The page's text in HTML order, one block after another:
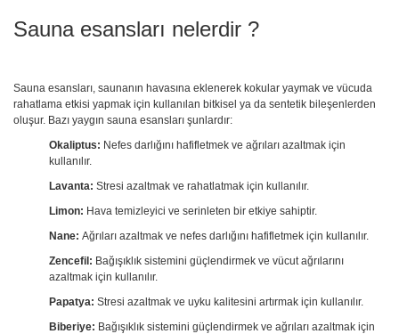
Sauna esansları nelerdir ?
Sauna esansları, saunanın havasına eklenerek kokular yaymak ve vücuda
rahatlama etkisi yapmak için kullanılan bitkisel ya da sentetik bileşenlerden
oluşur. Bazı yaygın sauna esansları şunlardır:
Okaliptus: Nefes darlığını hafifletmek ve ağrıları azaltmak için
kullanılır.
Lavanta: Stresi azaltmak ve rahatlatmak için kullanılır.
Limon: Hava temizleyici ve serinleten bir etkiye sahiptir.
Nane: Ağrıları azaltmak ve nefes darlığını hafifletmek için kullanılır.
Zencefil: Bağışıklık sistemini güçlendirmek ve vücut ağrılarını
azaltmak için kullanılır.
Papatya: Stresi azaltmak ve uyku kalitesini artırmak için kullanılır.
Biberiye: Bağışıklık sistemini güçlendirmek ve ağrıları azaltmak için